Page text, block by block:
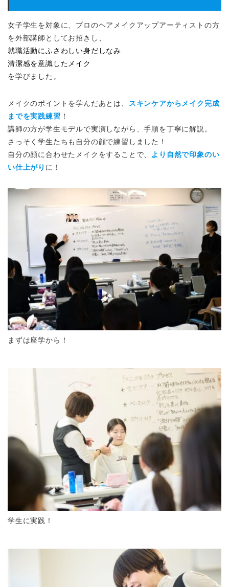
女子学生を対象に、プロのヘアメイクアップアーティストの方
を外部講師としてお招きし、
就職活動にふさわしい身だしなみ
清潔感を意識したメイク
を学びました。
メイクのポイントを学んだあとは、
スキンケアからメイク完成
までを実践練習 ！
講師の方が学生モデルで実演しながら、手順を丁寧に解説。
さっそく学生たちも自分の顔で練習しました！
自分の顔に合わせたメイクをすることで、
より自然で印象のい
い仕上がり に！
まずは座学から！
学生に実践！